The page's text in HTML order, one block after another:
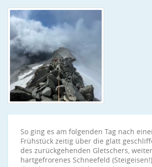
So ging es am folgenden Tag nach
Frühstück zeitig über die glatt
des zurückgehenden Gletschers,
hartgefrorenes Schneefeld